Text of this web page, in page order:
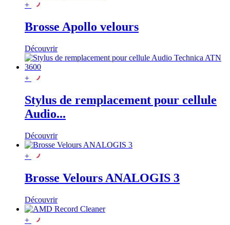
+
Brosse Apollo velours
Découvrir
+
Stylus de remplacement pour cellule
Audio...
Découvrir
+
Brosse Velours ANALOGIS 3
Découvrir
+